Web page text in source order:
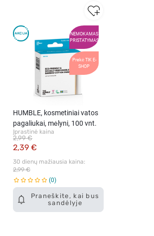
NEMOKAMAS
PRISTATYMAS
Prekė TIK E-
SHOP
Praneškite, kai bus
sandėlyje
HUMBLE, kosmetiniai vatos
pagaliukai, mėlyni, 100 vnt.
Įprastinė kaina
2,39 €
2,99 €
30 dienų mažiausia kaina:
2,99 €
0